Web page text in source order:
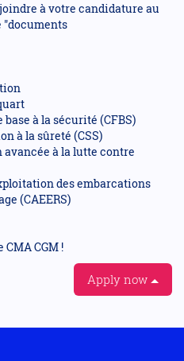
à votre candidature au
"documents
à la sécurité (CFBS)
à la sûreté (CSS)
à la lutte contre
des embarcations
(CAEERS)
CGM !
Apply now